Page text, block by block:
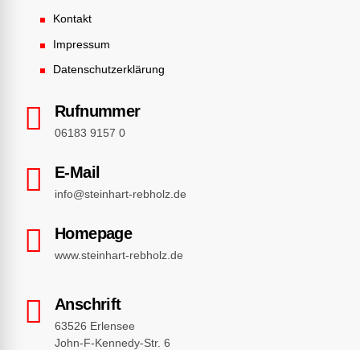
Kontakt
Impressum
Datenschutzerklärung
Rufnummer
06183 9157 0
E-Mail
info@steinhart-rebholz.de
Homepage
www.steinhart-rebholz.de
Anschrift
63526 Erlensee
John-F-Kennedy-Str. 6